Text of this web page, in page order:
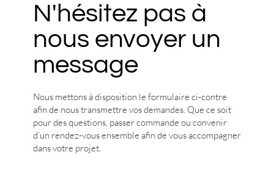
N'hésitez pas à
nous envoyer un
message
Nous mettons à disposition le formulaire ci-contre
afin de nous transmettre vos demandes. Que ce soit
pour des questions, passer commande ou convenir
d’un rendez-vous ensemble afin de vous accompagner
dans votre projet.